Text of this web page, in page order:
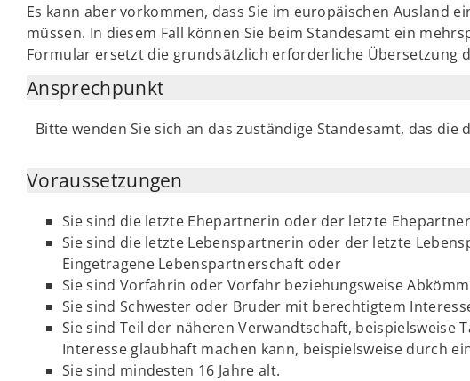
Es kann aber vorkommen, dass Sie im europäischen Ausland
müssen. In diesem Fall können Sie beim Standesamt ein
Formular ersetzt die grundsätzlich erforderliche Übersetzung
Ansprechpunkt
Bitte wenden Sie sich an das zuständige Standesamt, das
Voraussetzungen
Sie sind die letzte Ehepartnerin oder der letzte
Sie sind die letzte Lebenspartnerin oder der letzte
Eingetragene Lebenspartnerschaft oder
Sie sind Vorfahrin oder Vorfahr beziehungsweise
Sie sind Schwester oder Bruder mit berechtigtem
Sie sind Teil der näheren Verwandtschaft, beispielsweise
Interesse glaubhaft machen kann, beispielsweise durch
Sie sind mindesten 16 Jahre alt.